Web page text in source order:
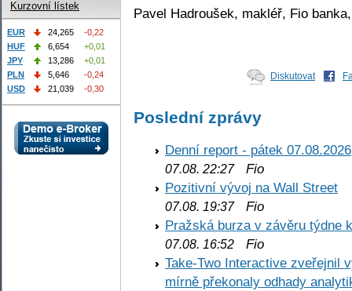
Pavel Hadroušek, makléř, Fio
Diskutovat
Poslední zprávy
Denní report - pátek 07.08.2026
07.08. 22:27Fio
Pozitivní vývoj na Wall Street
07.08. 19:37Fio
Pražská burza v závěru týdne
07.08. 16:52 Fio
Take-Two Interactive zveřejnil
mírně překonaly odhady
Kurzovní lístek
EUR 24,265
-0,22
HUF
6,654
+0,01
JPY
13,286
+0,01
PLN
5,646
-0,24
USD
21,039 -0,30